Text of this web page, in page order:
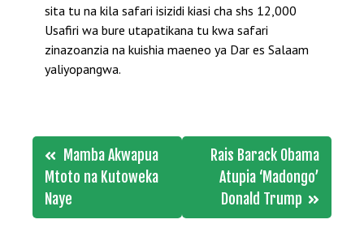
sita tu na kila safari isizidi kiasi cha shs 12,000
Usafiri wa bure utapatikana tu kwa safari
zinazoanzia na kuishia maeneo ya Dar es Salaam
yaliyopangwa.
Post
navigation
Mamba Akwapua
Mtoto na Kutoweka
Naye
Rais Barack Obama
Atupia ‘Madongo’
Donald Trump